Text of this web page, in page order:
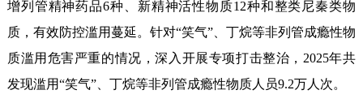
增列管精神药品6种、新精神活性物质12种和整类尼秦类物
质，有效防控滥用蔓延。针对“笑气”、丁烷等非列管成瘾性物
质滥用危害严重的情况，深入开展专项打击整治，2025年共
发现滥用“笑气”、丁烷等非列管成瘾性物质人员9.2万人次。